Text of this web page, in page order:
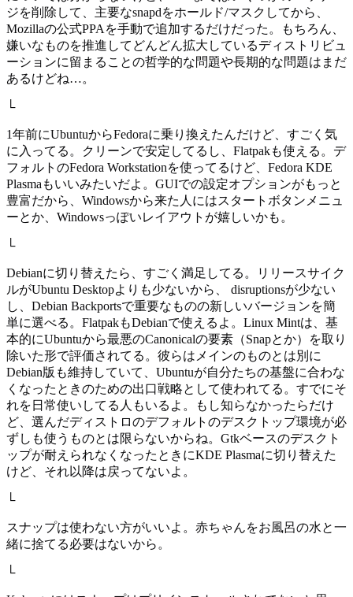
ジを削除して、主要なsnapdをホールド/マスクしてから、
Mozillaの公式PPAを手動で追加するだけだった。もちろん、
嫌いなものを推進してどんどん拡大しているディストリビュ
ーションに留まることの哲学的な問題や長期的な問題はまだ
あるけどね…。
└
1年前にUbuntuからFedoraに乗り換えたんだけど、すごく気
に入ってる。クリーンで安定してるし、Flatpakも使える。デ
フォルトのFedora Workstationを使ってるけど、Fedora KDE
Plasmaもいいみたいだよ。GUIでの設定オプションがもっと
豊富だから、Windowsから来た人にはスタートボタンメニュ
ーとか、Windowsっぽいレイアウトが嬉しいかも。
└
Debianに切り替えたら、すごく満足してる。リリースサイク
ルがUbuntu Desktopよりも少ないから、 disruptionsが少ない
し、Debian Backportsで重要なものの新しいバージョンを簡
単に選べる。FlatpakもDebianで使えるよ。Linux Mintは、基
本的にUbuntuから最悪のCanonicalの要素（Snapとか）を取り
除いた形で評価されてる。彼らはメインのものとは別に
Debian版も維持していて、Ubuntuが自分たちの基盤に合わな
くなったときのための出口戦略として使われてる。すでにそ
れを日常使いしてる人もいるよ。もし知らなかったらだけ
ど、選んだディストロのデフォルトのデスクトップ環境が必
ずしも使うものとは限らないからね。Gtkベースのデスクト
ップが耐えられなくなったときにKDE Plasmaに切り替えた
けど、それ以降は戻ってないよ。
└
スナップは使わない方がいいよ。赤ちゃんをお風呂の水と一
緒に捨てる必要はないから。
└